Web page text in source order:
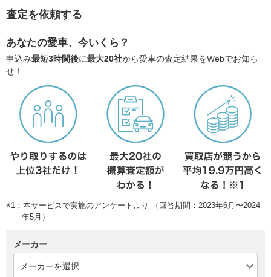
査定を依頼する
あなたの愛車、今いくら？
申込み最短3時間後に最大20社から愛車の査定結果をWebでお知ら
せ！
※1：本サービスで実施のアンケートより （回答期間：2023年6月〜2024
年5月）
メーカー